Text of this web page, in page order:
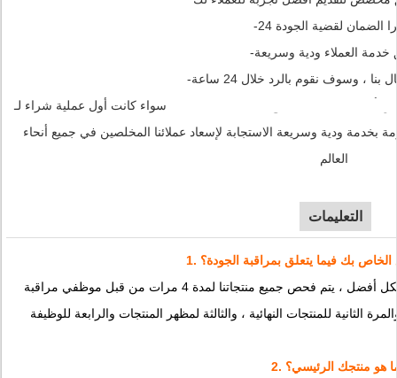
خدمة العملاء ودية وسريعة
سواء كانت أول عملية شراء لـ MEETION أو عدت للمزيد ، فتأكد من أننا في هذا معًا: جميع منتجات NPET مدعومة بضمان لمدة
بخدمة ودية وسريعة الاستجابة لإسعاد عملائنا المخلصين في جميع أنحاء
التعليمات
الخاص بك فيما يتعلق بمراقبة الجودة؟
الجودة هي الأولوية.من أجل التحكم في الجودة بشكل أفضل ، يتم فحص جميع منتجاتنا لمدة 4 مرات من قبل موظفي مراقبة
ما هو منتجك الرئيسي؟